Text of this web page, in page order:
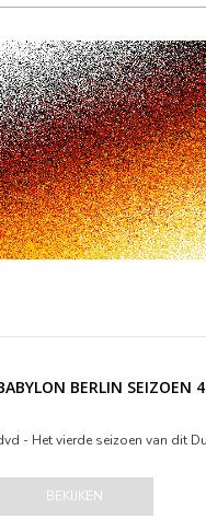
BERLIN SEIZOEN
- Het vierde seizoen van dit
BEKIJKEN